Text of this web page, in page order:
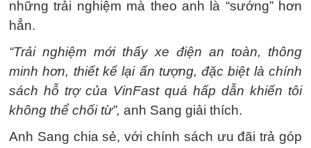
những trải nghiệm mà theo anh là “sướng” hơn
hẳn.
“Trải nghiệm mới thấy xe điện an toàn, thông
minh hơn, thiết kế lại ấn tượng, đặc biệt là chính
sách hỗ trợ của VinFast quá hấp dẫn khiến tôi
không thể chối từ”, anh Sang giải thích.
Anh Sang chia sẻ, với chính sách ưu đãi trả góp